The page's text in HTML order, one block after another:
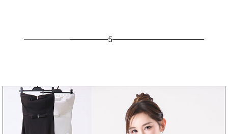
———————————5————————————